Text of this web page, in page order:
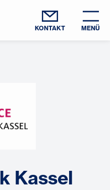
KONTAKT MENÜ
Kassel